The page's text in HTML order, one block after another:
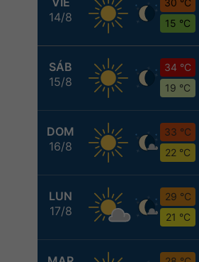
14/8
15 °C
SÁB
15/8
34 °C
19 °C
DOM
16/8
33 °C
22 °C
LUN
17/8
29 °C
21 °C